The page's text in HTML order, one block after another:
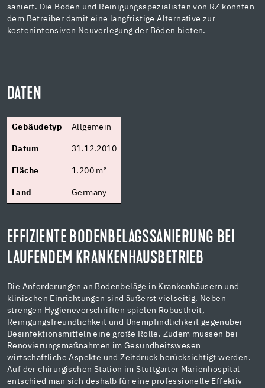
saniert. Die Boden und Reinigungsspezialisten von RZ konnten
dem Betreiber damit eine langfristige Alternative zur
kostenintensiven Neuverlegung der Böden bieten.
DATEN
Gebäudetyp Allgemein
Datum 31.12.2010
Fläche 1.200 m²
Land Germany
EFFIZIENTE BODENBELAGSSANIERUNG BEI
LAUFENDEM KRANKENHAUSBETRIEB
Die Anforderungen an Bodenbeläge in Krankenhäusern und
klinischen Einrichtungen sind äußerst vielseitig. Neben
strengen Hygienevorschriften spielen Robustheit,
Reinigungsfreundlichkeit und Unempfindlichkeit gegenüber
Desinfektionsmitteln eine große Rolle. Zudem müssen bei
Renovierungsmaßnahmen im Gesundheitswesen
wirtschaftliche Aspekte und Zeitdruck berücksichtigt werden.
Auf der chirurgischen Station im Stuttgarter Marienhospital
entschied man sich deshalb für eine professionelle Effektiv-